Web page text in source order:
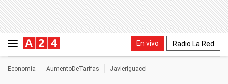
En vivo Radio La Red
Economía AumentoDeTarifas JavierIguacel